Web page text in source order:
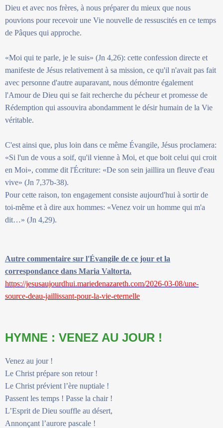
Dieu et avec nos frères, à nous préparer du mieux que nous
pouvions pour recevoir une Vie nouvelle de ressuscités en ce temps
de Pâques qui approche.
«Moi qui te parle, je le suis» (Jn 4,26): cette confession directe et
manifeste de Jésus relativement à sa mission, ce qu'il n'avait pas fait
avec personne d'autre auparavant, nous démontre également
l'Amour de Dieu qui se fait recherche du pécheur et promesse de
Rédemption qui assouvira abondamment le désir humain de la Vie
véritable.
C'est ainsi que, plus loin dans ce même Évangile, Jésus proclamera:
«Si l'un de vous a soif, qu'il vienne à Moi, et que boit celui qui croit
en Moi», comme dit l'Écriture: «De son sein jaillira un fleuve d'eau
vive» (Jn 7,37b-38).
Pour cette raison, ton engagement consiste aujourd'hui à sortir de
toi-même et à dire aux hommes: «Venez voir un homme qui m'a
dit…» (Jn 4,29).
Autre commentaire sur l'Évangile de ce jour et la
correspondance dans Maria Valtorta.
https://jesusaujourdhui.mariedenazareth.com/2026-03-08/une-
source-deau-jaillissant-pour-la-vie-eternelle
HYMNE : VENEZ AU JOUR !
Venez au jour !
Le Christ prépare son retour !
Le Christ prévient l’ère nuptiale !
Passent les temps ! Passe la chair !
L’Esprit de Dieu souffle au désert,
Annonçant l’aurore pascale !